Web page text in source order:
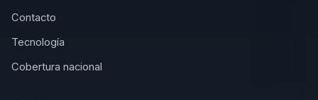
Contacto
Tecnología
Cobertura nacional